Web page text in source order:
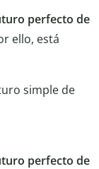
perfecto de
ello, está
simple de
perfecto de